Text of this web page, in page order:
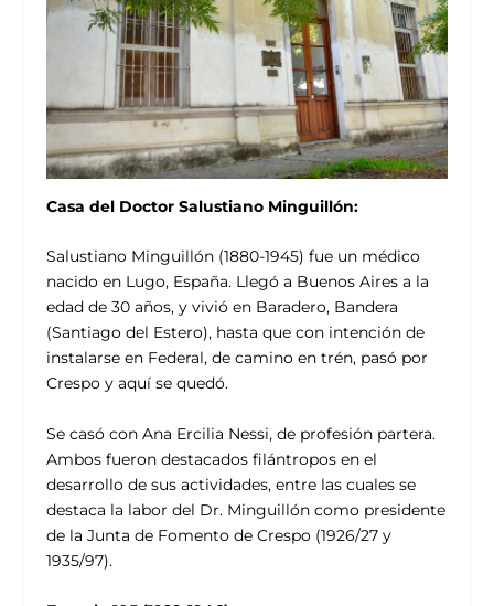
Casa del Doctor Salustiano Minguillón:
Salustiano Minguillón (1880-1945) fue un médico
nacido en Lugo, España. Llegó a Buenos Aires a la
edad de 30 años, y vivió en Baradero, Bandera
(Santiago del Estero), hasta que con intención de
instalarse en Federal, de camino en trén, pasó por
Crespo y aquí se quedó.
Se casó con Ana Ercilia Nessi, de profesión partera.
Ambos fueron destacados filántropos en el
desarrollo de sus actividades, entre las cuales se
destaca la labor del Dr. Minguillón como presidente
de la Junta de Fomento de Crespo (1926/27 y
1935/97).